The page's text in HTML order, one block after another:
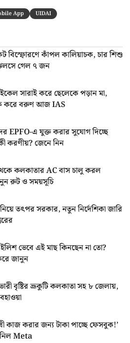
App UIDAI
বিস্ফোরণে কাঁপল কালিয়াচক, চার শিশু
গেল ৭ জন
সারাই করে ছেলেকে পড়ান মা,
করে বরুণ আজ IAS
EPFO-এ যুক্ত করার সুযোগ দিচ্ছে
করণীয়? জেনে নিন
কলকাতার AC বাস চালু করল
রুট ও সময়সূচি
তৎপর সরকার, নতুন নির্দেশিকা জারি
ভেবে এই মাছ কিনছেন না তো?
জানুন
বৃষ্টির ভ্রূকুটি কলকাতা সহ ৮ জেলায়,
কাজ করার জন্য টাকা পাচ্ছে ফেসবুক!’
Meta